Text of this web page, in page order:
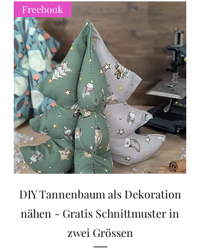
Freebook
DIY Tannenbaum als Dekoration
nähen - Gratis Schnittmuster in
zwei Grössen